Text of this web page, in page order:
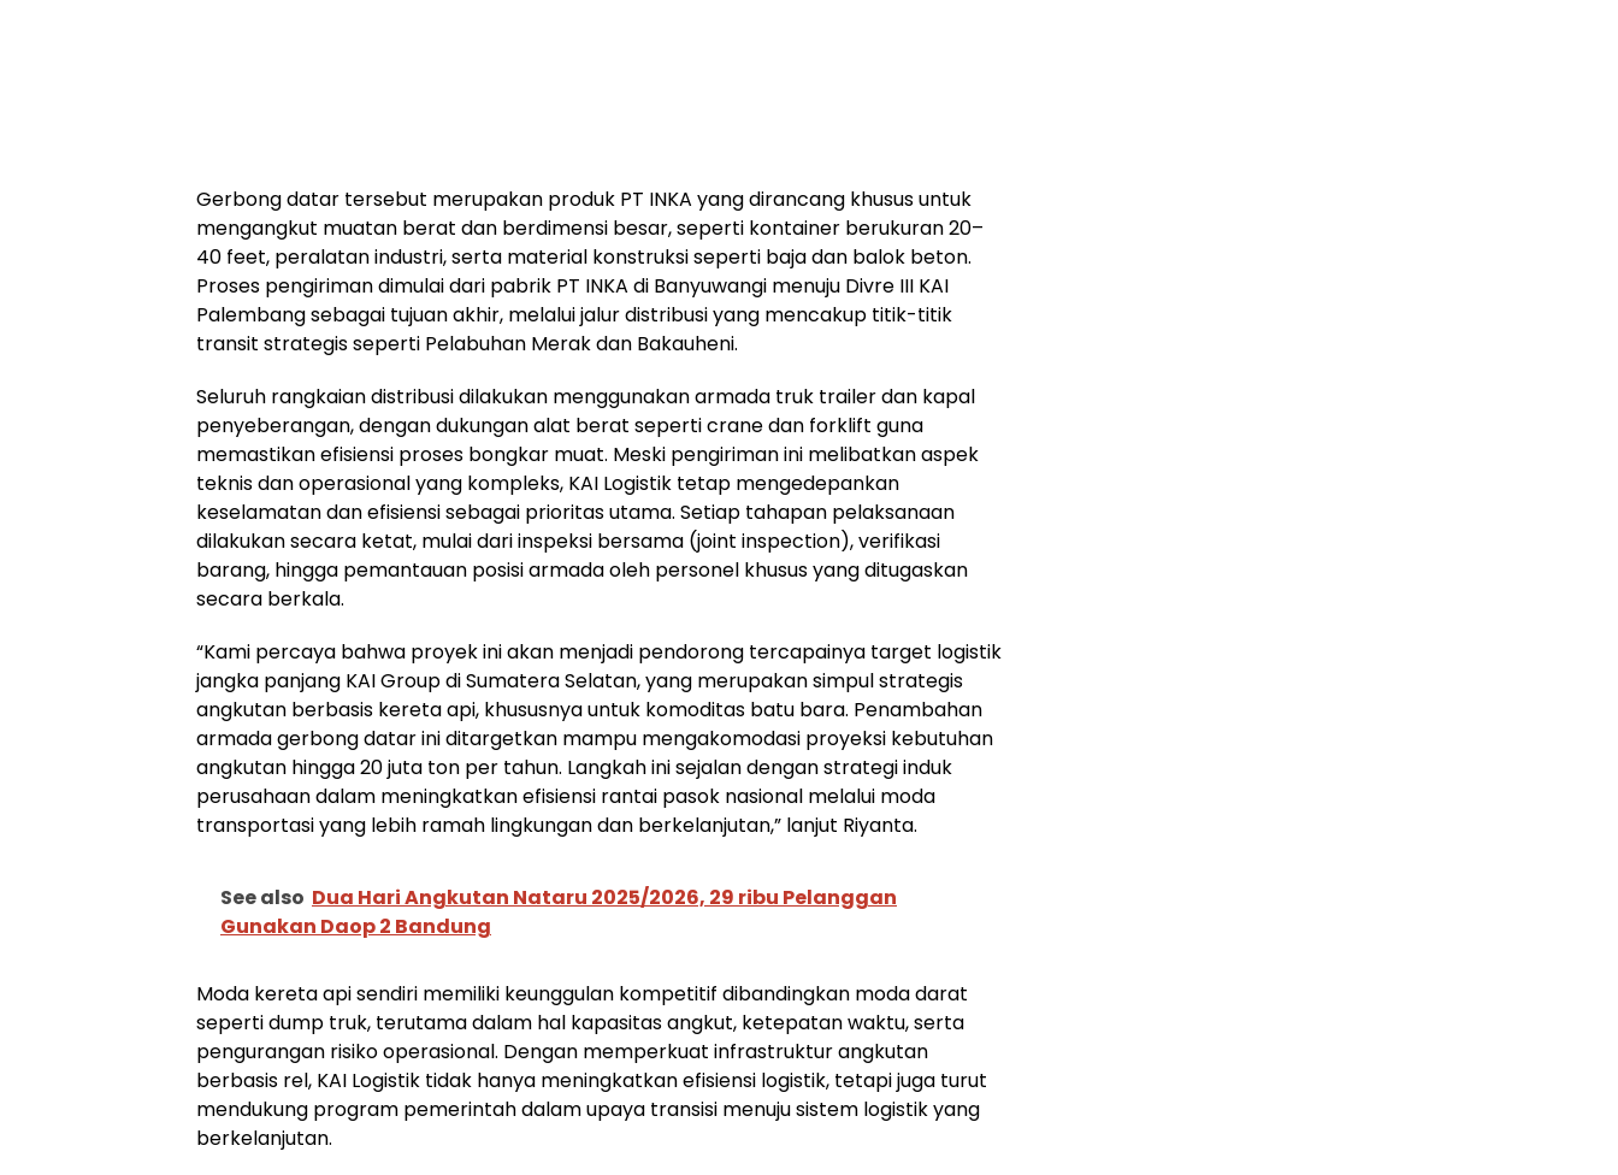
Gerbong datar tersebut merupakan produk PT INKA yang dirancang khusus untuk
mengangkut muatan berat dan berdimensi besar, seperti kontainer berukuran 20–
40 feet, peralatan industri, serta material konstruksi seperti baja dan balok beton.
Proses pengiriman dimulai dari pabrik PT INKA di Banyuwangi menuju Divre III KAI
Palembang sebagai tujuan akhir, melalui jalur distribusi yang mencakup titik-titik
transit strategis seperti Pelabuhan Merak dan Bakauheni.
Seluruh rangkaian distribusi dilakukan menggunakan armada truk trailer dan kapal
penyeberangan, dengan dukungan alat berat seperti crane dan forklift guna
memastikan efisiensi proses bongkar muat. Meski pengiriman ini melibatkan aspek
teknis dan operasional yang kompleks, KAI Logistik tetap mengedepankan
keselamatan dan efisiensi sebagai prioritas utama. Setiap tahapan pelaksanaan
dilakukan secara ketat, mulai dari inspeksi bersama (joint inspection), verifikasi
barang, hingga pemantauan posisi armada oleh personel khusus yang ditugaskan
secara berkala.
“Kami percaya bahwa proyek ini akan menjadi pendorong tercapainya target logistik
jangka panjang KAI Group di Sumatera Selatan, yang merupakan simpul strategis
angkutan berbasis kereta api, khususnya untuk komoditas batu bara. Penambahan
armada gerbong datar ini ditargetkan mampu mengakomodasi proyeksi kebutuhan
angkutan hingga 20 juta ton per tahun. Langkah ini sejalan dengan strategi induk
perusahaan dalam meningkatkan efisiensi rantai pasok nasional melalui moda
transportasi yang lebih ramah lingkungan dan berkelanjutan,” lanjut Riyanta.
See also Dua Hari Angkutan Nataru 2025/2026, 29 ribu Pelanggan
Gunakan Daop 2 Bandung
Moda kereta api sendiri memiliki keunggulan kompetitif dibandingkan moda darat
seperti dump truk, terutama dalam hal kapasitas angkut, ketepatan waktu, serta
pengurangan risiko operasional. Dengan memperkuat infrastruktur angkutan
berbasis rel, KAI Logistik tidak hanya meningkatkan efisiensi logistik, tetapi juga turut
mendukung program pemerintah dalam upaya transisi menuju sistem logistik yang
berkelanjutan.